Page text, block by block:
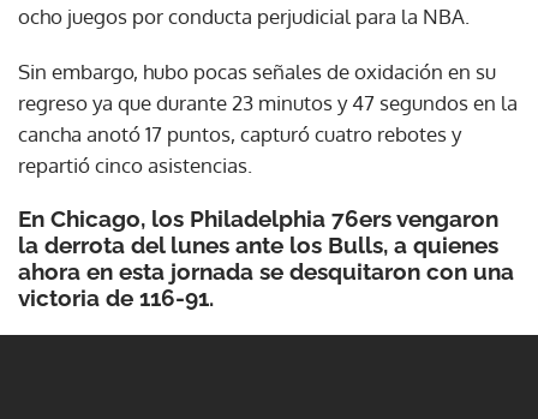
ocho juegos por conducta perjudicial para la NBA.
Sin embargo, hubo pocas señales de oxidación en su
regreso ya que durante 23 minutos y 47 segundos en la
cancha anotó 17 puntos, capturó cuatro rebotes y
repartió cinco asistencias.
En Chicago, los Philadelphia 76ers vengaron
la derrota del lunes ante los Bulls, a quienes
ahora en esta jornada se desquitaron con una
victoria de 116-91.